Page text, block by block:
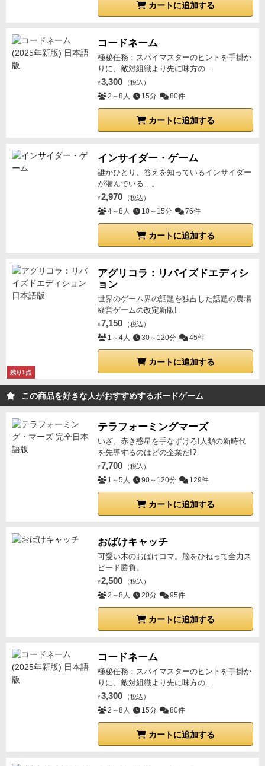
「まるでハリー・ポッターのようですね。」と喜んで
くていいですよね。 ◾️追記 ①
キトーに並べるとどうしても空きスペースができてし
特にルールには記載が無いので、あっても
別に湖と同じ侵入禁止にすれば済む話なのですが、い
ちおう空きができないように並べてやってます。
ご存知ですか？◾️追記②友人の一人は「まるで運要素の
ない『カタン』をやってるみたい」と評しました。う
6角マスだし、《村》を《都市》にして勝利点を得て
いくので、そんな印象もありますね。 たまに《運の要
素が強すぎてカタンが苦手》という意見を見かけます
が、ならばこれをやらせてみたらいいんじゃない
か？…というのは暴論ですよね（笑）
カートに追加する
コードネーム
極秘任務：スパイマスターのヒントを手掛か
りに、敵対組織より先に味方の...
¥ 3,300 （税込）
2～8人 15分 80件
カートに追加する
インサイダー・ゲーム
誰かひとり、答えを知っているインサイダー
が潜んでいる…。
¥ 2,970 （税込）
4～8人 10～15分 76件
カートに追加する
残り1点
アグリコラ：リバイズドエディシ
ョン
世界のゲーム界の話題を独占した話題の農場
経営ゲームの改定新版!
¥ 7,150 （税込）
1～4人 30～120分 45件
カートに追加する
この商品を好きな人がおすすめするボードゲーム
テラフォーミングマーズ
いざ、赤き惑星を手なずけろ!人類の新時代
を先導するのはどの企業だ!?
¥ 7,700 （税込）
1～5人 90～120分 129件
カートに追加する
おばけキャッチ
可愛い木のおばけコマ。脳をひねって全力ス
ピード勝負。
¥ 2,500 （税込）
2～8人 20分 95件
カートに追加する
コードネーム
極秘任務：スパイマスターのヒントを手掛か
りに、敵対組織より先に味方の...
¥ 3,300 （税込）
2～8人 15分 80件
カートに追加する